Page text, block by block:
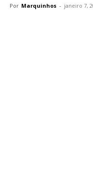
Por Marquinhos - janeiro 7,